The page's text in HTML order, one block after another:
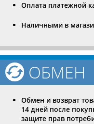
Оплата платежной
Наличными в
ОБМЕН
Обмен и возврат
14 дней после
защите прав